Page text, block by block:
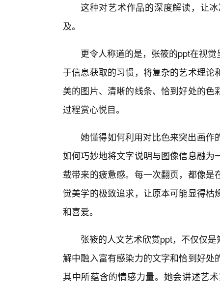
这种对艺术作品的深度解读，让
及。
更令人称道的是，张筱的ppt在视
于信息获取的习惯，将复杂的艺术理
美的图片、清晰的线条、恰到好处的
过程赏心悦目。
她懂得如何利用对比色来突出画作
如何巧妙地将文字说明与图像信息融
载带来的疲惫感。每一次翻页，都像
觉美学的极致追求，让原本可能显得
和喜爱。
张筱的人文艺术欣赏ppt，不仅仅
解中融入富有感染力的文字和恰到好
其中所蕴含的情感力量。她会讲述艺